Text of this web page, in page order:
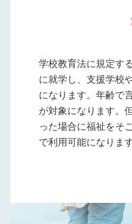
学校教育法に規定す
に就学し、支援学校
になります。年齢で
が対象になります。
った場合に福祉をそ
で利用可能になります